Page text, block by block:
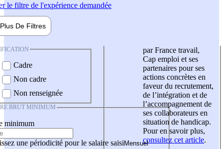
le filtre de l'expérience demandée
Plus De Filtres
Cadre
Non cadre
Non renseignée
BRUT MINIMUM
minimum
une périodicité pour le salaire saisi
par France travail,
Cap emploi et ses
partenaires pour ses
actions concrètes en
faveur du recrutement,
de l’intégration et de
l’accompagnement de
ses collaborateurs en
situation de handicap.
Pour en savoir plus,
consultez cet article.